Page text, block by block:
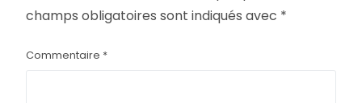
champs obligatoires sont indiqués avec *
Commentaire *